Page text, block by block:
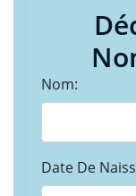
Nom:
Date De